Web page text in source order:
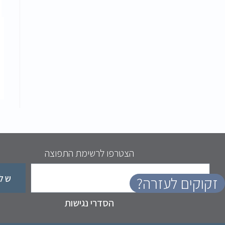
הצטרפו לרשימת התפוצה
הסדרי נגישות
זקוקים לעזרה?